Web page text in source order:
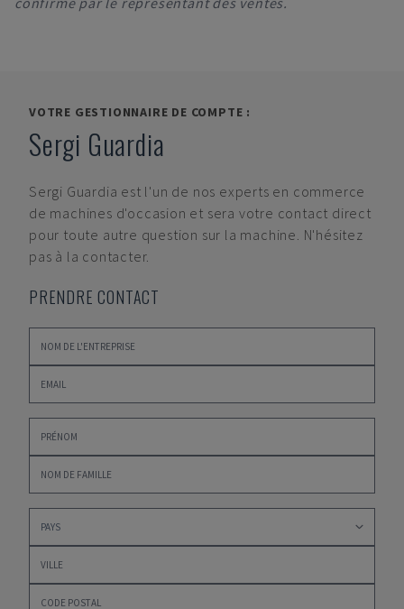
VOTRE GESTIONNAIRE DE COMPTE :
Sergi Guardia
Sergi Guardia est l'un de nos experts en commerce
de machines d'occasion et sera votre contact direct
pour toute autre question sur la machine. N'hésitez
pas à la contacter.
PRENDRE CONTACT